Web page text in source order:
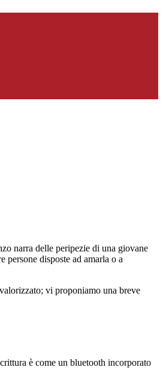
narra delle peripezie di una giovane
persone disposte ad amarla o a
vi proponiamo una breve
è come un bluetooth incorporato